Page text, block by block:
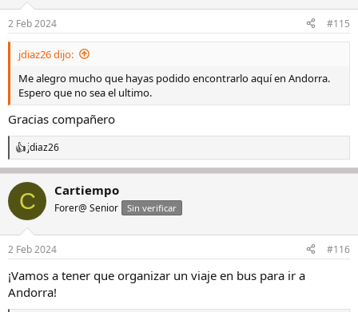
e
s
2 Feb 2024 #115
jdiaz26 dijo:
Me alegro mucho que hayas podido encontrarlo aquí en Andorra.
Espero que no sea el ultimo.
Gracias compañero
R
e
c
i
e
:
jdiaz26
C Cartiempo
Forer@ Senior Sin verificar
2 Feb 2024 #116
¡Vamos a tener que organizar un viaje en bus para ir a
Andorra!